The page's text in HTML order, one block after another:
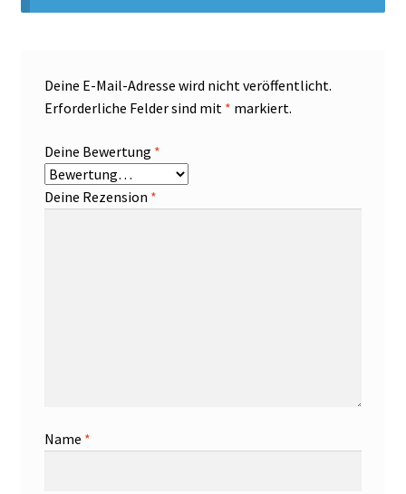
Deine E-Mail-Adresse wird nicht veröffentlicht.
Erforderliche Felder sind mit * markiert.
Deine Bewertung *
Deine Rezension *
Name *